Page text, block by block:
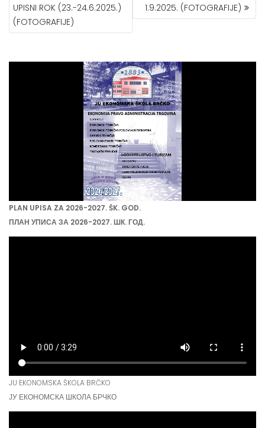
UPISNI ROK (23.-24.6.2025.)
(FOTOGRAFIJE)
1.9.2025. (FOTOGRAFIJE)
PLAN UPISA ZA 2026-2027. ŠK. GOD.
ПЛАН УПИСА ЗА 2026-2027. ШК. ГОД.
JU EKONOMSKA ŠKOLA BRČKO
ЈУ ЕКОНОМСКА ШКОЛА БРЧКО